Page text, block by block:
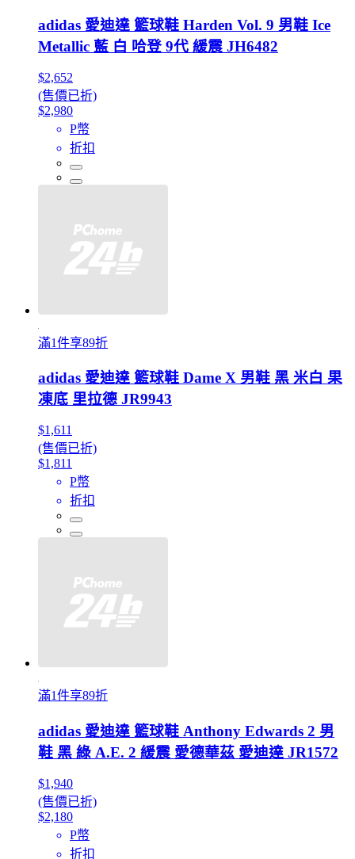
adidas 愛迪達 籃球鞋 Harden Vol. 9 男鞋 Ice
Metallic 藍 白 哈登 9代 緩震 JH6482
$2,652
(售價已折)
$2,980
P幣
折扣
滿1件享89折
adidas 愛迪達 籃球鞋 Dame X 男鞋 黑 米白 果
凍底 里拉德 JR9943
$1,611
(售價已折)
$1,811
P幣
折扣
滿1件享89折
adidas 愛迪達 籃球鞋 Anthony Edwards 2 男
鞋 黑 綠 A.E. 2 緩震 愛德華茲 愛迪達 JR1572
$1,940
(售價已折)
$2,180
P幣
折扣